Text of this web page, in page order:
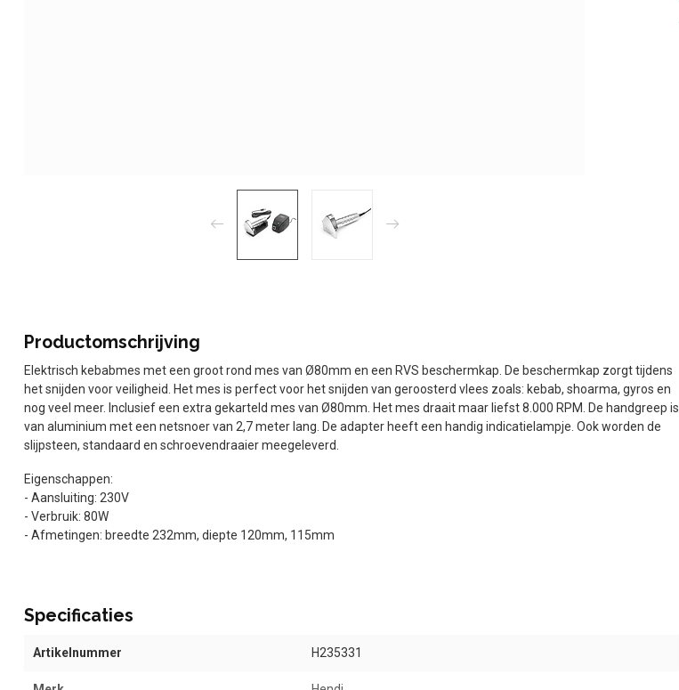
Productomschrijving
Elektrisch kebabmes met een groot rond mes van Ø80mm en een RVS beschermkap. De beschermkap zorgt tijdens
het snijden voor veiligheid. Het mes is perfect voor het snijden van geroosterd vlees zoals: kebab, shoarma, gyros en
nog veel meer. Inclusief een extra gekarteld mes van Ø80mm. Het mes draait maar liefst 8.000 RPM. De handgreep is
van aluminium met een netsnoer van 2,7 meter lang. De adapter heeft een handig indicatielampje. Ook worden de
slijpsteen, standaard en schroevendraaier meegeleverd.
Eigenschappen:
- Aansluiting: 230V
- Verbruik: 80W
- Afmetingen: breedte 232mm, diepte 120mm, 115mm
Specificaties
Artikelnummer H235331